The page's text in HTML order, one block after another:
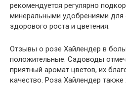
рекомендуется регулярно
минеральными удобрениями для
здорового роста и цветения.
Отзывы о розе Хайлендер в
положительные. Садоводы
приятный аромат цветов, их
качество. Роза Хайлендер